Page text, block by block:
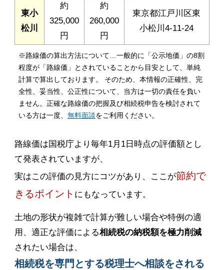
東小
松川
約
325,000
円
約
260,000
円
東京都江戸川区東
小松川4-11-24
※路線価の算出方法について…一般的に「公示地価」の8割
程度が「路線価」とされていることから目安として、単純
計算で算出しております。 そのため、本情報の正確性、完
全性、妥当性、公正性について、当方は一切の責任を負い
ません。正確な路線価の把握及び相続税申告を検討されて
いる方は一度、 無料面談をご利用ください。
路線価は国税庁より毎年1月1日時点の評価額とし
て発表されていますが、
実はこの評価の見方にコツがあり、ここが節約で
きるポイント にもなっています。
土地の形状が複雑で計算が難しい場合や特例の適
用、適正な評価による相続税の納税額を極力削減
されたい場合は、
相続税を専門とする税理士へ相談をされる